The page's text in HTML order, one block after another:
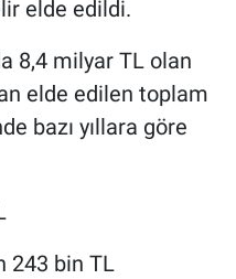
elde edildi.
8,4 milyar TL olan
elde edilen toplam
bazı yıllara göre
243 bin TL